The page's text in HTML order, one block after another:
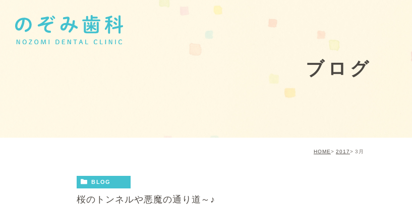
ブログ
HOME 2017 3月
BLOG
桜のトンネルや悪魔の通り道～♪